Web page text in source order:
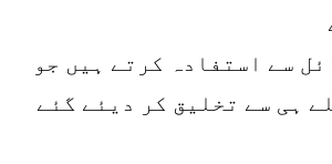
سے استفادہ کرتے ہیں جو
ہی سے تخلیق کر دیئے گئے